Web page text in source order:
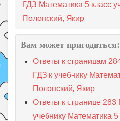
ГДЗ Математика 5 класс
Полонский, Якир
Вам может пригодиться:
Ответы к страницам
ГДЗ к учебнику
Полонский, Якир
Ответы к странице
учебнику Математика